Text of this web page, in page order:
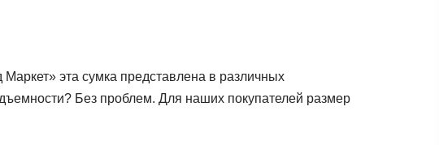
эта сумка представлена в различных
Без проблем. Для наших покупателей размер